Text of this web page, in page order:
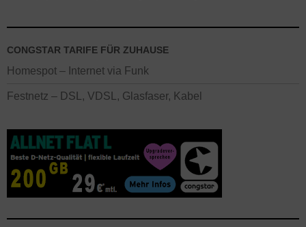
CONGSTAR TARIFE FÜR ZUHAUSE
Homespot – Internet via Funk
Festnetz – DSL, VDSL, Glasfaser, Kabel